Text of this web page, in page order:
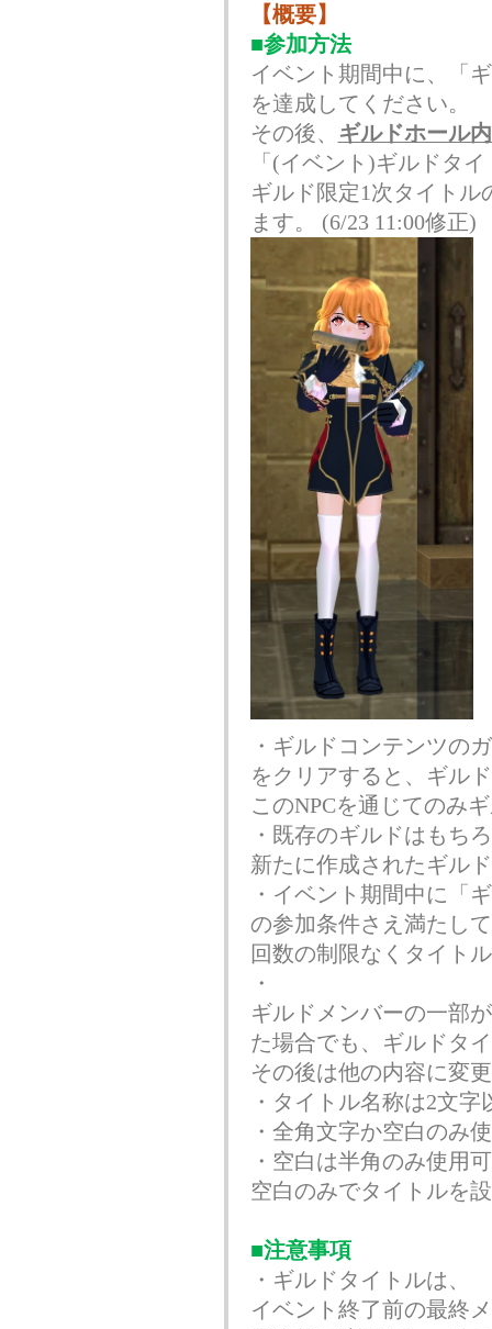
【概要】
■参加方法
イベント期間中に、「
を達成してください。
その後、
ギルドホール
「(イベント)ギルドタ
ギルド限定1次タイト
ます。 (6/23 11:00修正)
・ギルドコンテンツの
をクリアすると、ギル
このNPCを通じてのみ
・既存のギルドはもち
新たに作成されたギル
・イベント期間中に
「
の参加条件さえ満たし
回数の制限なくタイト
・
ギルドメンバーの一部
た場合でも、ギルドタ
その後は他の内容に変
・タイトル名称は2文
・全角文字か空白のみ
・空白は半角のみ使用
空白のみでタイトルを
■注意事項
・ギルドタイトルは、
イベント終了前の最終